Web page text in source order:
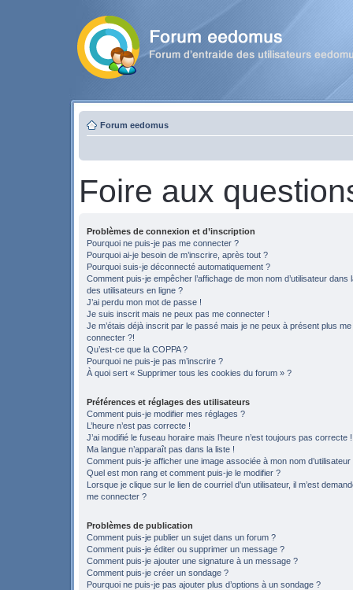
Forum eedomus
Foire aux
Problèmes de connexion et d’inscription
Pourquoi ne puis-je pas me connecter ?
Pourquoi ai-je besoin de m’inscrire, après tout ?
Pourquoi suis-je déconnecté automatiquement ?
Comment puis-je empêcher l’affichage de mon nom d’utilisateur dans
des utilisateurs en ligne ?
J’ai perdu mon mot de passe !
Je suis inscrit mais ne peux pas me connecter !
Je m’étais déjà inscrit par le passé mais je ne peux à présent plus me
connecter ?!
Qu’est-ce que la COPPA ?
Pourquoi ne puis-je pas m’inscrire ?
À quoi sert « Supprimer tous les cookies du forum » ?
Préférences et réglages des utilisateurs
Comment puis-je modifier mes réglages ?
L’heure n’est pas correcte !
J’ai modifié le fuseau horaire mais l’heure n’est toujours pas correcte !
Ma langue n’apparaît pas dans la liste !
Comment puis-je afficher une image associée à mon nom d’utilisateur
Quel est mon rang et comment puis-je le modifier ?
Lorsque je clique sur le lien de courriel d’un utilisateur, il m’est
me connecter ?
Problèmes de publication
Comment puis-je publier un sujet dans un forum ?
Comment puis-je éditer ou supprimer un message ?
Comment puis-je ajouter une signature à un message ?
Comment puis-je créer un sondage ?
Pourquoi ne puis-je pas ajouter plus d’options à un sondage ?